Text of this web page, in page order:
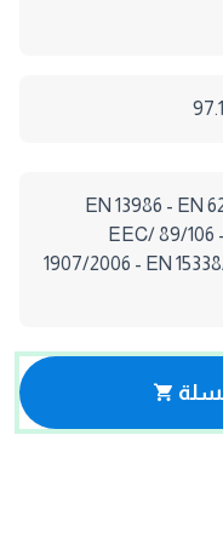
EN 13986 - EN
EEC/ 89/106
1907/2006 - EN